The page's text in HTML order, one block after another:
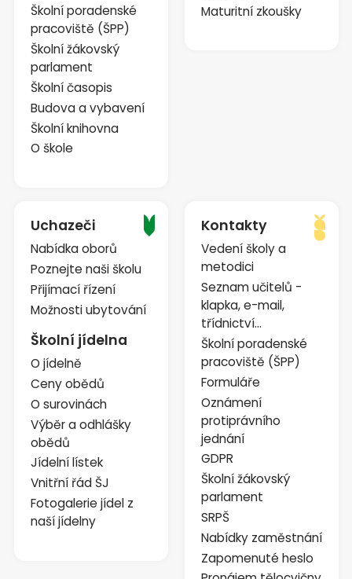
Školní poradenské
pracoviště (ŠPP)
Školní žákovský
parlament
Školní časopis
Budova a vybavení
Školní knihovna
O škole
Maturitní zkoušky
Uchazeči
Nabídka oborů
Poznejte naši školu
Přijímací řízení
Možnosti ubytování
Školní jídelna
O jídelně
Ceny obědů
O surovinách
Výběr a odhlášky
obědů
Jídelní lístek
Vnitřní řád ŠJ
Fotogalerie jídel z
naší jídelny
Kontakty
Vedení školy a
metodici
Seznam učitelů -
klapka, e-mail,
třídnictví...
Školní poradenské
pracoviště (ŠPP)
Formuláře
Oznámení
protiprávního
jednání
GDPR
Školní žákovský
parlament
SRPŠ
Nabídky zaměstnání
Zapomenuté heslo